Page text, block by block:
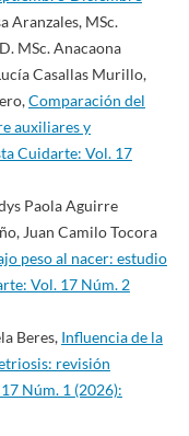
Aranzales, MSc.
MSc. Anacaona
Casallas Murillo,
Comparación del
auxiliares y
Cuidarte: Vol. 17
Paola Aguirre
Juan Camilo Tocora
peso al nacer: estudio
Vol. 17 Núm. 2
Beres, Influencia de la
revisión
Núm. 1 (2026):